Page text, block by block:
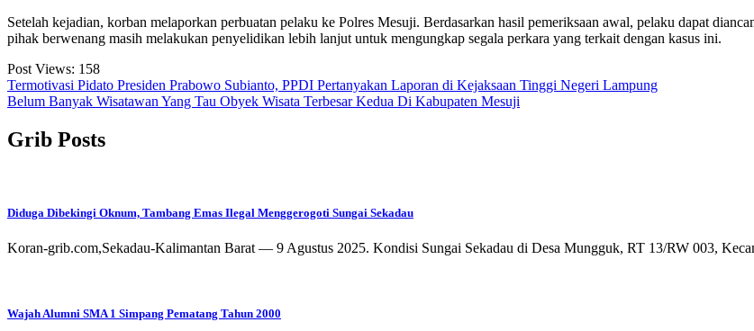
Setelah kejadian, korban melaporkan perbuatan pelaku ke Polres Mesuji. Berdasarkan hasil pemeriksaan awal, pelaku dapat
pihak berwenang masih melakukan penyelidikan lebih lanjut untuk mengungkap segala perkara yang terkait dengan kasus ini.
Post Views: 158
Navigasi
pos
Termotivasi Pidato Presiden Prabowo Subianto, PPDI Pertanyakan Laporan di Kejaksaan Tinggi Negeri Lampung
Belum Banyak Wisatawan Yang Tau Obyek Wisata Terbesar Kedua Di Kabupaten Mesuji
Grib Posts
Diduga Dibekingi Oknum, Tambang Emas Ilegal Menggerogoti Sungai Sekadau
Koran-grib.com,Sekadau-Kalimantan Barat — 9 Agustus 2025. Kondisi Sungai Sekadau di Desa Mungguk, RT 13/RW 003,
Wajah Alumni SMA 1 Simpang Pematang Tahun 2000